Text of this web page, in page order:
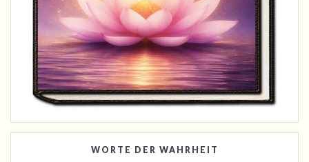
WORTE DER WAHRHEIT